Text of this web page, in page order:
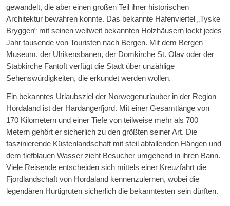
gewandelt, die aber einen großen Teil ihrer historischen
Architektur bewahren konnte. Das bekannte Hafenviertel „Tyske
Bryggen“ mit seinen weltweit bekannten Holzhäusern lockt jedes
Jahr tausende von Touristen nach Bergen. Mit dem Bergen
Museum, der Ulrikensbanen, der Domkirche St. Olav oder der
Stabkirche Fantoft verfügt die Stadt über unzählige
Sehenswürdigkeiten, die erkundet werden wollen.
Ein bekanntes Urlaubsziel der Norwegenurlauber in der Region
Hordaland ist der Hardangerfjord. Mit einer Gesamtlänge von
170 Kilometern und einer Tiefe von teilweise mehr als 700
Metern gehört er sicherlich zu den größten seiner Art. Die
faszinierende Küstenlandschaft mit steil abfallenden Hängen und
dem tiefblauen Wasser zieht Besucher umgehend in ihren Bann.
Viele Reisende entscheiden sich mittels einer Kreuzfahrt die
Fjordlandschaft von Hordaland kennenzulernen, wobei die
legendären Hurtigruten sicherlich die bekanntesten sein dürften.